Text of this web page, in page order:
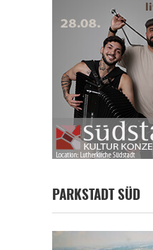
PARKSTADT SÜD